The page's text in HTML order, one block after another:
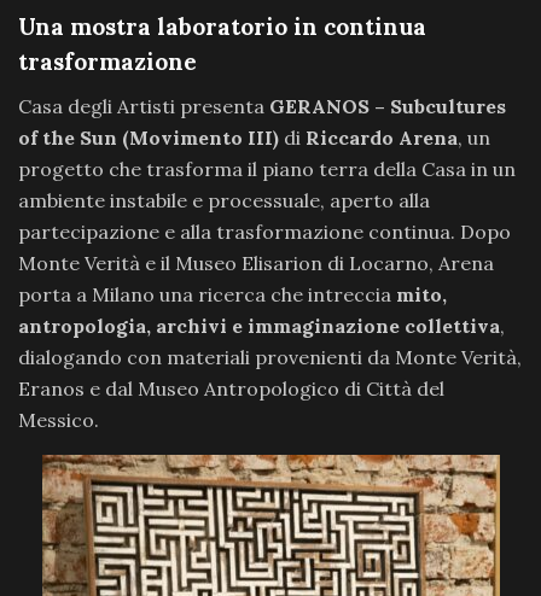
Una mostra laboratorio in continua
trasformazione
Casa degli Artisti presenta GERANOS – Subcultures
of the Sun (Movimento III) di Riccardo Arena, un
progetto che trasforma il piano terra della Casa in un
ambiente instabile e processuale, aperto alla
partecipazione e alla trasformazione continua. Dopo
Monte Verità e il Museo Elisarion di Locarno, Arena
porta a Milano una ricerca che intreccia mito,
antropologia, archivi e immaginazione collettiva,
dialogando con materiali provenienti da Monte Verità,
Eranos e dal Museo Antropologico di Città del
Messico.